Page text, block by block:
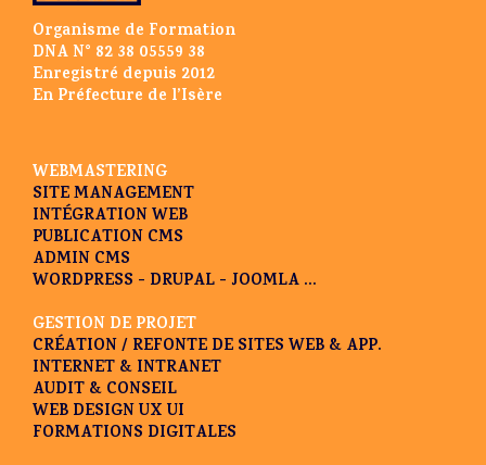
Organisme de Formation
DNA N° 82 38 05559 38
Enregistré depuis 2012
En Préfecture de l’Isère
WEBMASTERING
SITE MANAGEMENT
INTÉGRATION WEB
PUBLICATION CMS
ADMIN CMS
WORDPRESS - DRUPAL - JOOMLA ...
GESTION DE PROJET
CRÉATION / REFONTE DE SITES WEB & APP.
INTERNET & INTRANET
AUDIT & CONSEIL
WEB DESIGN UX UI
FORMATIONS DIGITALES